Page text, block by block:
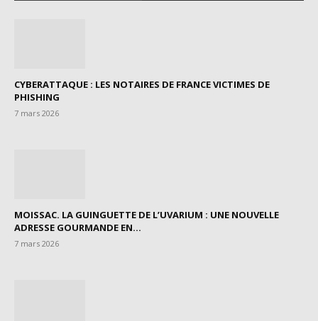
CYBERATTAQUE : LES NOTAIRES DE FRANCE VICTIMES DE
PHISHING
7 mars 2026
MOISSAC. LA GUINGUETTE DE L’UVARIUM : UNE NOUVELLE
ADRESSE GOURMANDE EN...
7 mars 2026